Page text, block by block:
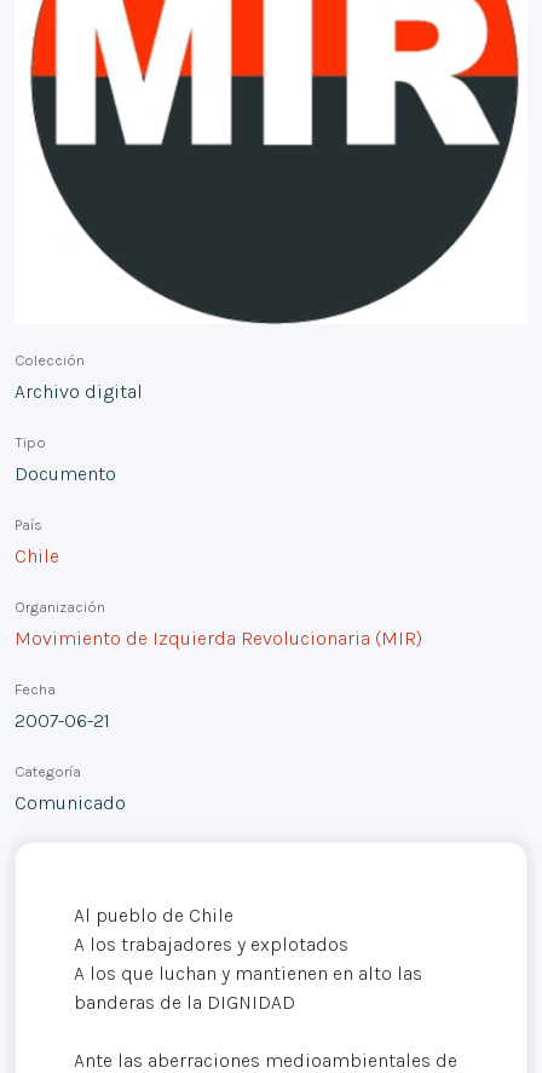
Colección
Archivo digital
Tipo
Documento
País
Chile
Organización
Movimiento de Izquierda Revolucionaria (MIR)
Fecha
2007-06-21
Categoría
Comunicado
Al pueblo de Chile
A los trabajadores y explotados
A los que luchan y mantienen en alto las
banderas de la DIGNIDAD
Ante las aberraciones medioambientales de